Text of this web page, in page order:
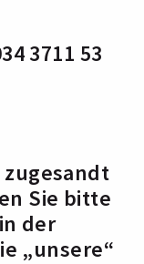
3711 53
Sie bitte
der
„unsere“